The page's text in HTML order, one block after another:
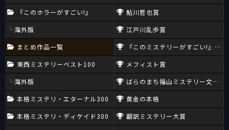
『このホラーがすごい!』
海外版
まとめ作品一覧
東西ミステリーベスト100
海外版
本格ミステリ・エターナル300
本格ミステリ・ディケイド300
鮎川哲也賞
江戸川乱歩賞
『このミステリーがすごい!』大賞
メフィスト賞
ばらのまち福山ミステリー文学新
黄金の本格
翻訳ミステリー大賞